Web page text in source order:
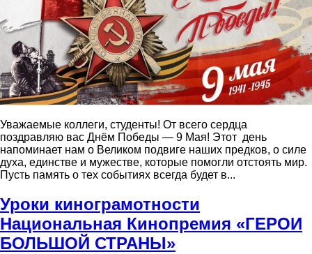
Уважаемые коллеги, студенты! От всего сердца
поздравляю вас Днём Победы — 9 Мая! Этот день
напоминает нам о Великом подвиге наших предков, о силе
духа, единстве и мужестве, которые помогли отстоять мир.
Пусть память о тех событиях всегда будет в...
Уроки кинограмотности
Национальная Кинопремия «ГЕРОИ
БОЛЬШОЙ СТРАНЫ»